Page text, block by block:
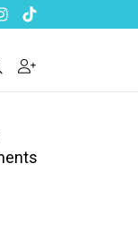
Tiktok